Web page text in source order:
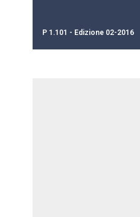
P 1.101 - Edizione 02-2016